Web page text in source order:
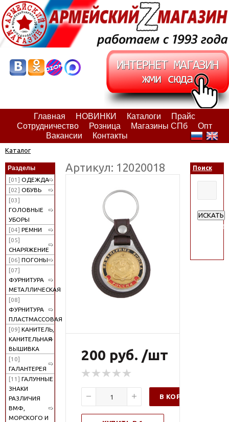
Главная НОВИНКИ Каталоги
Прайс
Сотрудничество
Розница Магазины СПб
Опт
Вакансии
Контакты
Каталог
Разделы
[01] ОДЕЖДА
[02] ОБУВЬ
[03]
ГОЛОВНЫЕ
УБОРЫ
[04] РЕМНИ
[05]
СНАРЯЖЕНИЕ
[06] ПОГОНЫ
[07]
ФУРНИТУРА
МЕТАЛЛИЧЕСКАЯ
[08]
ФУРНИТУРА
ПЛАСТМАССОВАЯ
[09] КАНИТЕЛЬ,
КАНИТЕЛЬНАЯ
ВЫШИВКА
[10]
ГАЛАНТЕРЕЯ
[11] ГАЛУННЫЕ
ЗНАКИ
РАЗЛИЧИЯ
ВМФ,
МОРСКОГО И
Артикул: 12020018
200 руб. /шт
В КОРЗИНУ
Поиск
ИСКАТЬ